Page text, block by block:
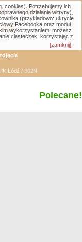
- GTLodz.eu
Łódź / 802N
Polecane!
cookies). Potrzebujemy ich
działania witryny),
(przykładowo: ukrycie
Facebooka oraz moduł
wykorzystaniem, możesz
ciasteczek, korzystając z
[zamknij]